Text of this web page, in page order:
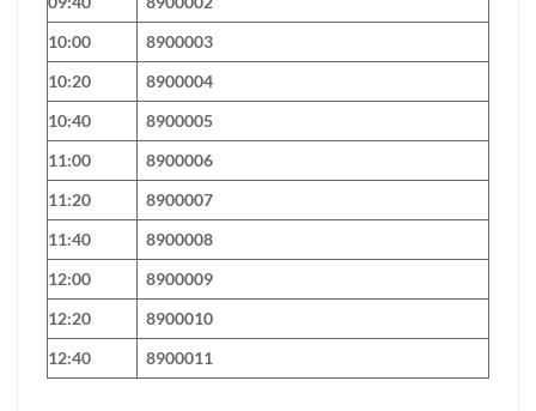
10:00
8900003
10:20
8900004
10:40
8900005
11:00
8900006
11:20
8900007
11:40
8900008
12:00
8900009
12:20
8900010
12:40
8900011